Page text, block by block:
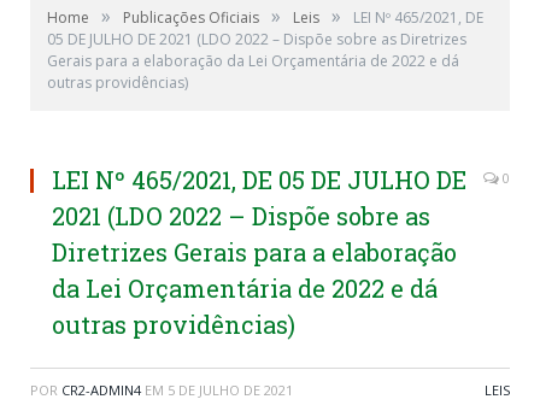
Home » Publicações Oficiais » Leis »
LEI Nº 465/2021, DE
05 DE JULHO DE 2021 (LDO 2022 – Dispõe sobre as Diretrizes
Gerais para a elaboração da Lei Orçamentária de 2022 e dá
outras providências)
LEI Nº 465/2021, DE 05 DE JULHO DE
2021 (LDO 2022 – Dispõe sobre as
Diretrizes Gerais para a elaboração
da Lei Orçamentária de 2022 e dá
outras providências)
0
POR CR2-ADMIN4 EM 5 DE JULHO DE 2021 LEIS